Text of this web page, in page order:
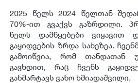
2025 წელს 2024 წელთან
70%-ით გვაქვს გაზრდილი.
წელს დამწყებები ვიყავით
გაყიდვების ზრდა სახეზეა.
გამოიწვია, რომ თანდათან
გავხდით, რაც ჩვენს
განმარტავს ვანო ხმიადაშვილი.